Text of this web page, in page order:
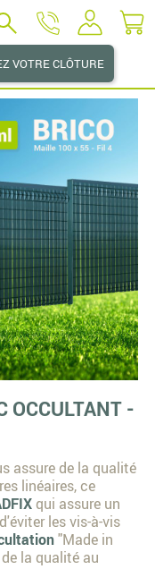
VOTRE CLÔTURE
OCCULTANT -
assure de la qualité
linéaires, ce
qui assure un
les vis-à-vis
"Made in
la qualité au